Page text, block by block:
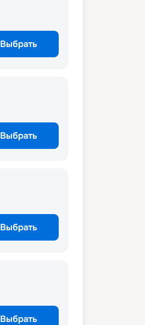
Выбрать
Выбрать
Выбрать
Выбрать